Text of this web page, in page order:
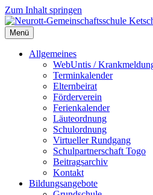
Zum Inhalt springen
Neurott-Gemeinschaftsschule Ketsch
Menü
Allgemeines
WebUntis /
Terminkalender
Elternbeirat
Förderverein
Ferienkalender
Läuteordnung
Schulordnung
Virtueller Rundgang
Schulpartnerschaft Togo
Beitragsarchiv
Kontakt
Bildungsangebote